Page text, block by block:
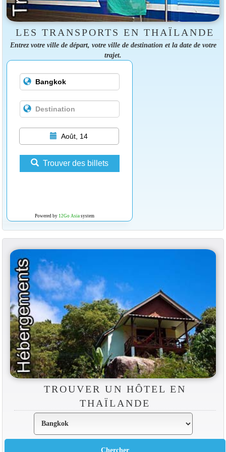
LES TRANSPORTS EN THAÏLANDE
Entrez votre ville de départ, votre ville de destination et la date de votre
trajet.
Août, 14
Trouver des billets
Powered by 12Go Asiasystem
TROUVER UN HÔTEL EN
THAÏLANDE